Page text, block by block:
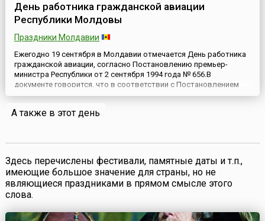
День работника гражданской авиации
Республики Молдовы
Праздники Молдавии
Ежегодно 19 сентября в Молдавии отмечается День работника
гражданской авиации, согласно Постановлению премьер-
министра Республики от 2 сентября 1994 года № 656.В
документе говорится, что в соответствии с Постановлением
Парламента Республики Молдова № 433-XII от 26 декабря 1990
авиационной группы гражданской авиации для выполнения
А также в этот день
Здесь перечислены фестивали, памятные даты и т.п.,
имеющие большое значение для страны, но не
являющиеся праздниками в прямом смысле этого
слова.